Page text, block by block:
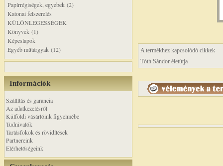
Papírrégiségek, egyebek (2)
Katonai felszerelés
KÜLÖNLEGESSÉGEK
Könyvek (1)
Képeslapok
Egyéb műtárgyak (12)
Információk
Szállítás és garancia
Az adatkezelésről
Külföldi vásárlóink figyelmébe
Tudnivalók
Tartásfokok és rövidítések
Partnereink
Elérhetőségeink
A termékhez kapcsolódó cikkek
Tóth Sándor életútja